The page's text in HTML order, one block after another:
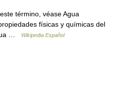
término, véase Agua
físicas y químicas del
…
Wikipedia Español